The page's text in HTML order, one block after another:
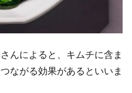
んによると、キムチに含ま
ながる効果があるといいま